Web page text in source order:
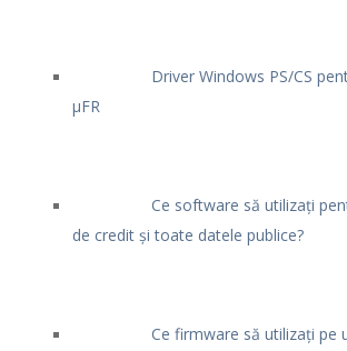
Driver Windows PS/CS
μFR
Ce software să utilizați
de credit și toate datele publice?
Ce firmware să utilizați pe